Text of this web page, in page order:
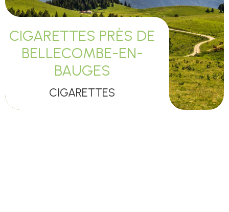
CIGARETTES PRÈS DE
BELLECOMBE-EN-
BAUGES
CIGARETTES